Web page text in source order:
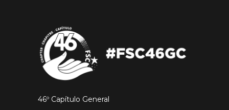
46º Capítulo General